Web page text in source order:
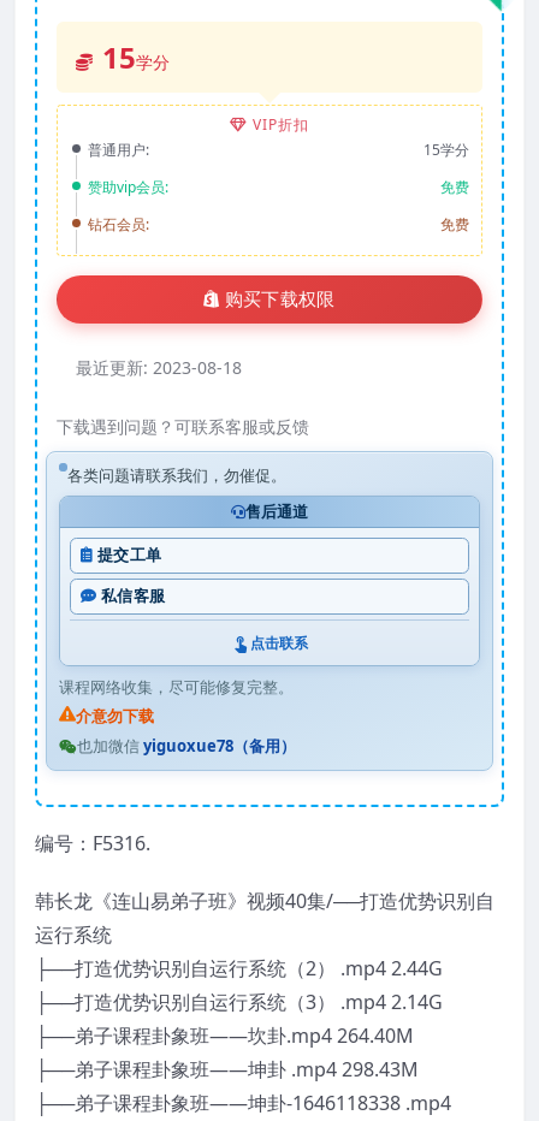
15学分
VIP折扣
普通用户:
15学分
赞助vip会员:
免费
钻石会员:
免费
购买下载权限
最近更新: 2023-08-18
下载遇到问题？可联系客服或反馈
各类问题请联系我们，勿催促。
售后通道
提交工单
私信客服
点击联系
课程网络收集，尽可能修复完整。
介意勿下载
也加微信yiguoxue78（备用）
编号：F5316.
韩长龙《连山易弟子班》视频40集/──打造优势识别自
运行系统
├──打造优势识别自运行系统（2） .mp4 2.44G
├──打造优势识别自运行系统（3） .mp4 2.14G
├──弟子课程卦象班——坎卦.mp4 264.40M
├──弟子课程卦象班——坤卦 .mp4 298.43M
├──弟子课程卦象班——坤卦-1646118338 .mp4